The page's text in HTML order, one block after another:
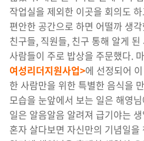
작업실을 제외한 이곳을 회의도
편안한 공간으로 하면 어떨까 생
친구들, 직원들, 친구 통해 알게
사람들이 주로 밥상을 주문했다.
여성리더지원사업>에 선정되어
한 사람만을 위한 특별한 음식을
모습을 눈앞에서 보는 일은 해영
일은 알음알음 알려져 급기야는
혼자 살다보면 자신만의 기념일